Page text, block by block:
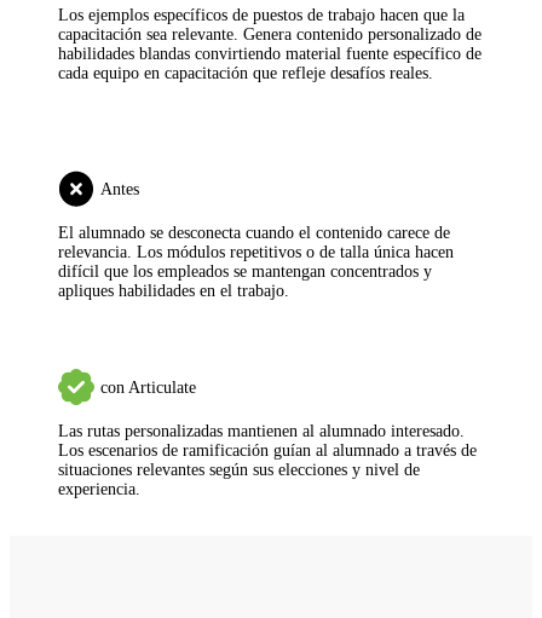
Los ejemplos específicos de puestos de trabajo hacen que la
capacitación sea relevante. Genera contenido personalizado de
habilidades blandas convirtiendo material fuente específico de
cada equipo en capacitación que refleje desafíos reales.
Antes
El alumnado se desconecta cuando el contenido carece de
relevancia. Los módulos repetitivos o de talla única hacen
difícil que los empleados se mantengan concentrados y
apliques habilidades en el trabajo.
con Articulate
Las rutas personalizadas mantienen al alumnado interesado.
Los escenarios de ramificación guían al alumnado a través de
situaciones relevantes según sus elecciones y nivel de
experiencia.